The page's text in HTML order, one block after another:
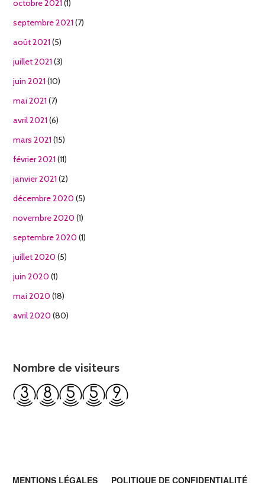
octobre 2021 (1)
septembre 2021 (7)
août 2021 (5)
juillet 2021 (3)
juin 2021 (10)
mai 2021 (7)
avril 2021 (6)
mars 2021 (15)
février 2021 (11)
janvier 2021 (2)
décembre 2020 (5)
novembre 2020 (1)
septembre 2020 (1)
juillet 2020 (5)
juin 2020 (1)
mai 2020 (18)
avril 2020 (80)
Nombre de visiteurs
MENTIONS LÉGALES POLITIQUE DE CONFIDENTIALITÉ